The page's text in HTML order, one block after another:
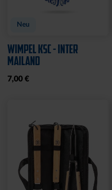
Neu
WIMPEL KSC - INTER
MAILAND
7,00 €